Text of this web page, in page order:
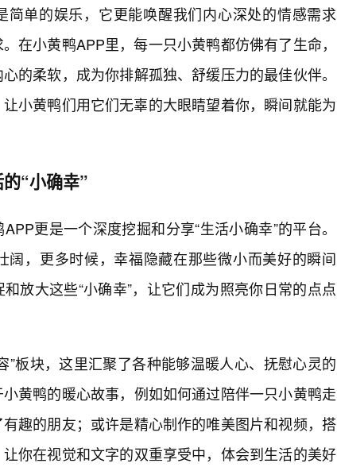
简单的娱乐，它更能唤醒我们内心深处的情感需求
小黄鸭APP里，每一只小黄鸭都仿佛有了生命，
的柔软，成为你排解孤独、舒缓压力的最佳伙伴。
小黄鸭们用它们无辜的大眼睛望着你，瞬间就能为
“小确幸”
更是一个深度挖掘和分享“生活小确幸”的平台。
阔，更多时候，幸福隐藏在那些微小而美好的瞬间
放大这些“小确幸”，让它们成为照亮你日常的点点
”板块，这里汇聚了各种能够温暖人心、抚慰心灵的
黄鸭的暖心故事，例如如何通过陪伴一只小黄鸭走
趣的朋友；或许是精心制作的唯美图片和视频，搭
你在视觉和文字的双重享受中，体会到生活的美好